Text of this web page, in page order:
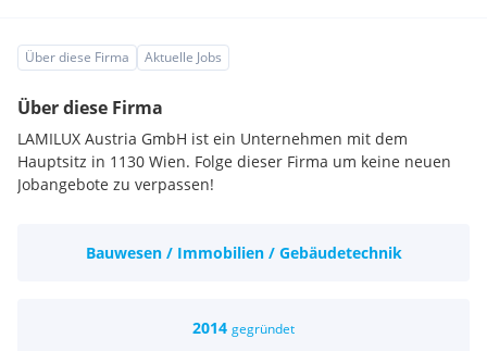
Über diese Firma Aktuelle Jobs
Über diese Firma
LAMILUX Austria GmbH ist ein Unternehmen mit dem
Hauptsitz in 1130 Wien. Folge dieser Firma um keine neuen
Jobangebote zu verpassen!
Bauwesen / Immobilien / Gebäudetechnik
2014 gegründet